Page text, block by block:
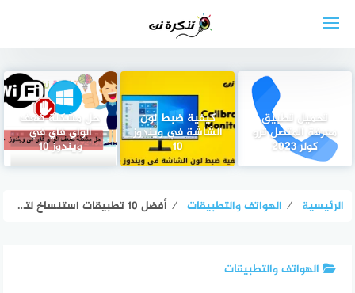
تحميل تطبيق
معرفة المتصل ترو
كولر 2023
كيفية ضبط لون
الشاشة في ويندوز
10
حل مشكلة ضعف
الواي فاي في
ويندوز 10
الرئيسية ⁄ الهواتف والتطبيقات ⁄ أفضل 10 تطبيقات استنساخ لتشغيل حسابات متعددة على نظام الأندرويد
الهواتف والتطبيقات